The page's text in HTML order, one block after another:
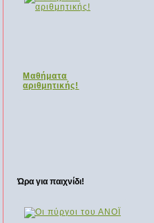
Μαθήματα
αριθμητικής!
Ώρα για παιχνίδι!